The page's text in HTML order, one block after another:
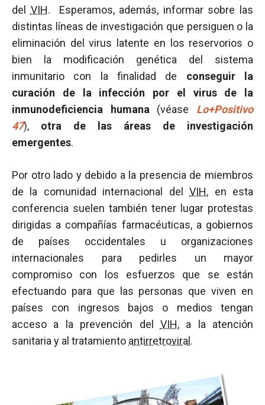
del VIH. Esperamos, además, informar sobre las
distintas líneas de investigación que persiguen o la
eliminación del virus latente en los reservorios o
bien la modificación genética del sistema
inmunitario con la finalidad de conseguir la
curación de la infección por el virus de la
inmunodeficiencia humana (véase Lo+Positivo
47), otra de las áreas de investigación
emergentes.
Por otro lado y debido a la presencia de miembros
de la comunidad internacional delVIH, en esta
conferencia suelen también tener lugar protestas
dirigidas a compañías farmacéuticas, a gobiernos
de países occidentales u organizaciones
internacionales para pedirles un mayor
compromiso con los esfuerzos que se están
efectuando para que las personas que viven en
países con ingresos bajos o medios tengan
acceso a la prevención del VIH, a la atención
sanitaria y al tratamiento antirretroviral .